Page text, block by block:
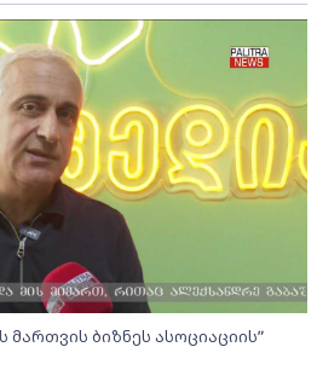
მართვის ბიზნეს ასოციაციის”